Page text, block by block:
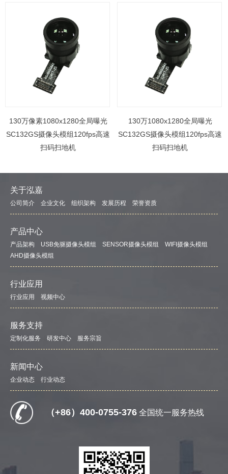
130万像素1080x1280全局曝光
SC132GS摄像头模组120fps高速
扫码扫地机
130万1080x1280全局曝光
SC132GS摄像头模组120fps高速
扫码扫地机
关于泓嘉
公司简介 企业文化 组织架构 发展历程 荣誉资质
产品中心
产品架构 USB免驱摄像头模组 SENSOR摄像头模组
WIFI摄像头模组
AHD摄像头模组
行业应用
行业应用 视频中心
服务支持
定制化服务 研发中心 服务宗旨
新闻中心
企业动态 行业动态
（+86）400-0755-376 全国统一服务热线